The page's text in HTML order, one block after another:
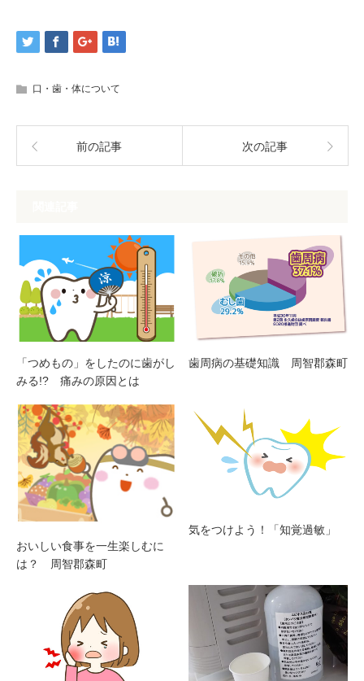
口・歯・体について
前の記事 次の記事
「つめもの」をしたのに歯がし
みる!? 痛みの原因とは
歯周病の基礎知識 周智郡森町
おいしい食事を一生楽しむに
は？ 周智郡森町
気をつけよう！「知覚過敏」